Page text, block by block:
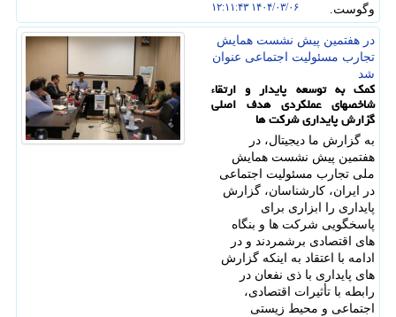
وگوست. ۱۴۰۴/۰۳/۰۶ ۱۲:۱۱:۴۳
در هفتمین پیش­ نشست همایش
تجارب مسئولیت اجتماعی عنوان
شد
کمک به توسعه پایدار و ارتقاء
شاخصهای عملکردی هدف اصلی
گزارش پایداری شرکت ها
به گزارش ما دیجیتال، در
هفتمین پیش نشست همایش
ملی تجارب مسئولیت اجتماعی
در ایران، کارشناسان، گزارش
پایداری را ابزاری برای
پاسخگویی شرکت ها و بنگاه
های اقتصادی برشمردند و در
ادامه با اعتقاد به اینکه گزارش
های پایداری با ذی نفعان در
رابطه با تأثیرات اقتصادی،
اجتماعی و محیط زیستی